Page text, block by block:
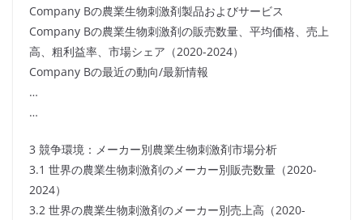
Company Bの農業生物刺激剤製品およびサービス
Company Bの農業生物刺激剤の販売数量、平均価格、売上
高、粗利益率、市場シェア（2020-2024）
Company Bの最近の動向/最新情報
…
…
3 競争環境：メーカー別農業生物刺激剤市場分析
3.1 世界の農業生物刺激剤のメーカー別販売数量（2020-
2024）
3.2 世界の農業生物刺激剤のメーカー別売上高（2020-